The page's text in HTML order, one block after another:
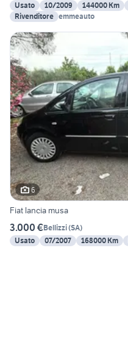
Usato
10/2009 144000 Km
Rivenditore emmeauto
6
Fiat lancia musa
3.000 €Bellizzi(SA)
Usato
07/2007 168000 Km